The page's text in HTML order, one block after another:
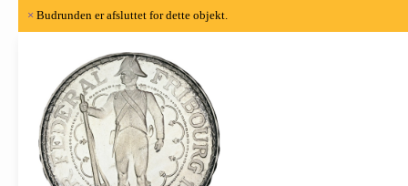
× Budrunden er afsluttet for dette objekt.